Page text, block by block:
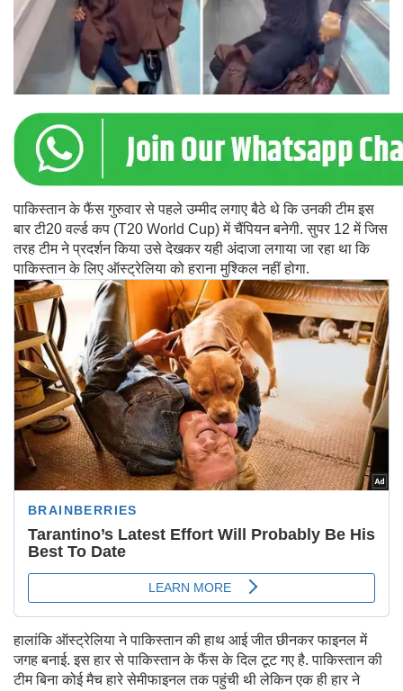
पाकिस्तान के फैंस गुरुवार से पहले उम्मीद लगाए बैठे थे कि उनकी टीम इस
बार टी20 वर्ल्ड कप (T20 World Cup) में चैंपियन बनेगी. सुपर 12 में जिस
तरह टीम ने प्रदर्शन किया उसे देखकर यही अंदाजा लगाया जा रहा था कि
पाकिस्तान के लिए ऑस्ट्रेलिया को हराना मुश्किल नहीं होगा.
हालांकि ऑस्ट्रेलिया ने पाकिस्तान की हाथ आई जीत छीनकर फाइनल में
जगह बनाई. इस हार से पाकिस्तान के फैंस के दिल टूट गए है. पाकिस्तान की
टीम बिना कोई मैच हारे सेमीफाइनल तक पहुंची थी लेकिन एक ही हार ने